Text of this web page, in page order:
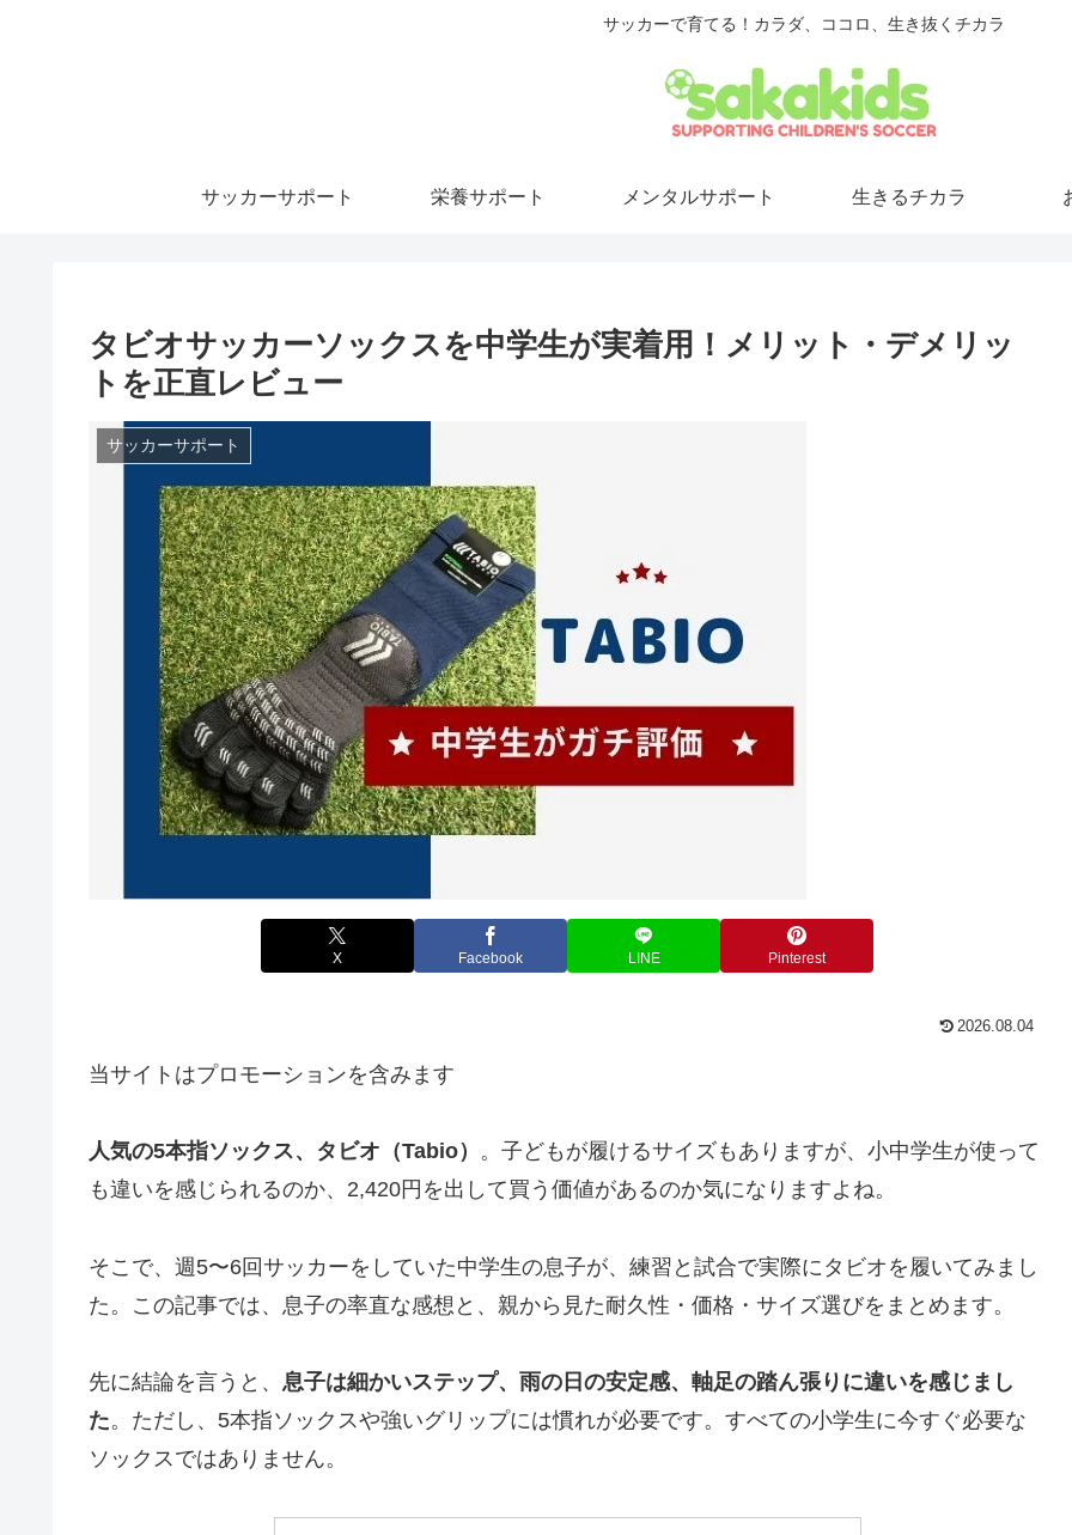
サッカーで育てる！カラダ、ココロ、生き抜くチカラ
サッカーサポート 栄養サポート メンタルサポート 生きるチカラ
タビオサッカーソックスを中学生が実着用！メリット・デメリッ
トを正直レビュー
サッカーサポート
X Facebook LINE Pinterest
2026.08.04
当サイトはプロモーションを含みます
人気の5本指ソックス、タビオ（Tabio） 。子どもが履けるサイズもありますが、小中学生が使って
も違いを感じられるのか、2,420円を出して買う価値があるのか気になりますよね。
そこで、週5〜6回サッカーをしていた中学生の息子が、練習と試合で実際にタビオを履いてみまし
た。この記事では、息子の率直な感想と、親から見た耐久性・価格・サイズ選びをまとめます。
先に結論を言うと、 息子は細かいステップ、雨の日の安定感、軸足の踏ん張りに違いを感じまし
た。ただし、5本指ソックスや強いグリップには慣れが必要です。すべての小学生に今すぐ必要な
ソックスではありません。